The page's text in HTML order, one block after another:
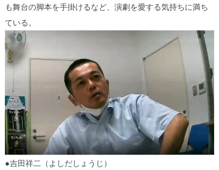
も舞台の脚本を手掛けるなど、演劇を愛する気持ちに満ち
ている。
●吉田祥二（よしだしょうじ）